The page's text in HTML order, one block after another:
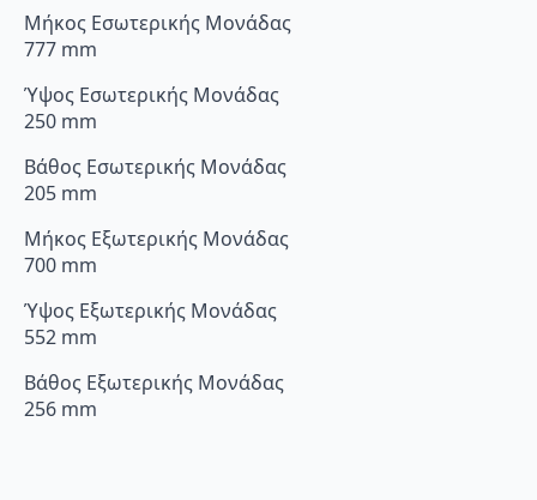
Μήκος Εσωτερικής Μονάδας
777 mm
Ύψος Εσωτερικής Μονάδας
250 mm
Βάθος Εσωτερικής Μονάδας
205 mm
Μήκος Εξωτερικής Μονάδας
700 mm
Ύψος Εξωτερικής Μονάδας
552 mm
Βάθος Εξωτερικής Μονάδας
256 mm